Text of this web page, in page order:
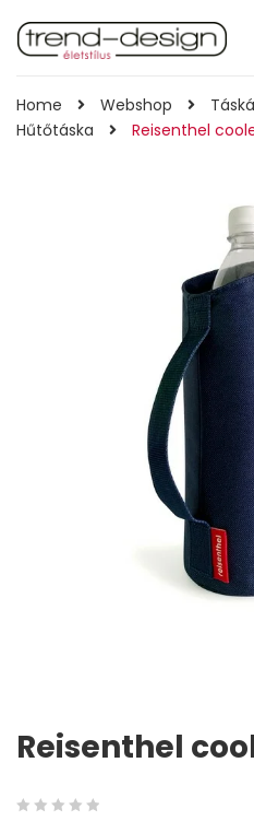
Home Webshop
Hűtőtáska
Reisenthel
Reisenthel